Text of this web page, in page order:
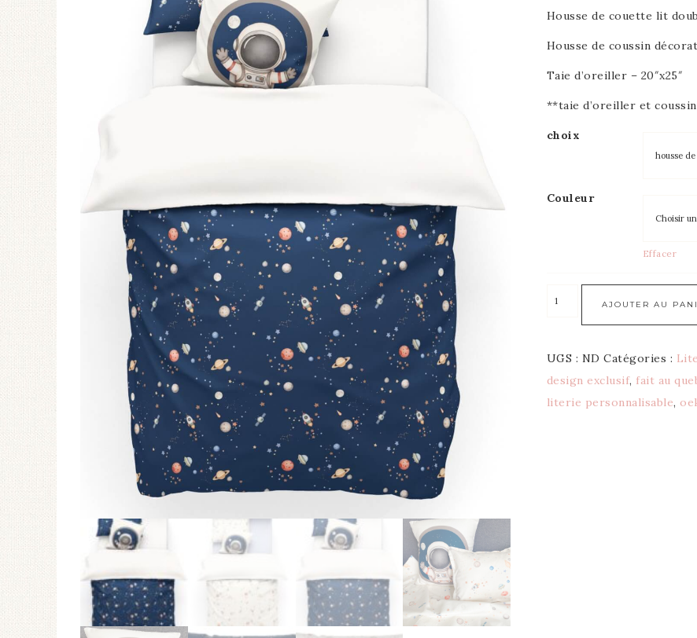
Housse de couette lit
Housse de coussin
Taie d’oreiller – 20″x25″
**taie d’oreiller et
choix
Couleur
Effacer
AJOUTER AU
UGS : ND Catégories :
design exclusif, fait au
literie personnalisable,